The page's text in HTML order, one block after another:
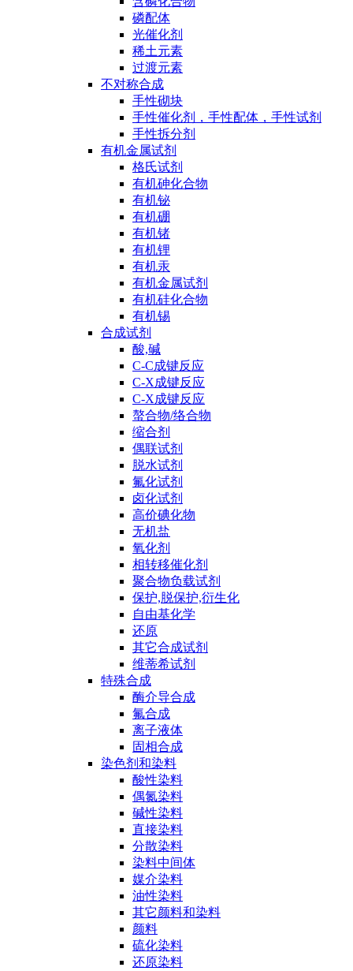
磷配体
光催化剂
稀土元素
过渡元素
不对称合成
手性砌块
手性催化剂，手性配体，手性试剂
手性拆分剂
有机金属试剂
格氏试剂
有机砷化合物
有机铋
有机硼
有机锗
有机锂
有机汞
有机金属试剂
有机硅化合物
有机锡
合成试剂
酸,碱
C-C成键反应
C-X成键反应
C-X成键反应
螯合物/络合物
缩合剂
偶联试剂
脱水试剂
氟化试剂
卤化试剂
高价碘化物
无机盐
氧化剂
相转移催化剂
聚合物负载试剂
保护,脱保护,衍生化
自由基化学
还原
其它合成试剂
维蒂希试剂
特殊合成
酶介导合成
氟合成
离子液体
固相合成
染色剂和染料
酸性染料
偶氮染料
碱性染料
直接染料
分散染料
染料中间体
媒介染料
油性染料
其它颜料和染料
颜料
硫化染料
还原染料